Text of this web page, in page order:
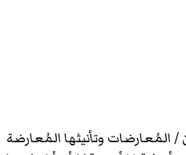
وتأنيثها المُعارضة